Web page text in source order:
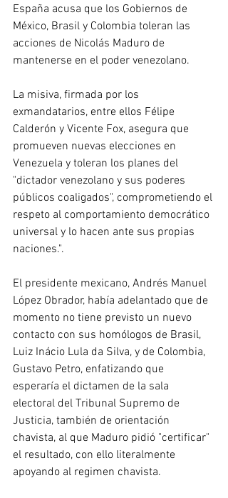
España acusa que los Gobiernos de
México, Brasil y Colombia toleran las
acciones de Nicolás Maduro de
mantenerse en el poder venezolano.
La misiva, firmada por los
exmandatarios, entre ellos Félipe
Calderón y Vicente Fox, asegura que
promueven nuevas elecciones en
Venezuela y toleran los planes del
"dictador venezolano y sus poderes
públicos coaligados", comprometiendo el
respeto al comportamiento democrático
universal y lo hacen ante sus propias
naciones.".
El presidente mexicano, Andrés Manuel
López Obrador, había adelantado que de
momento no tiene previsto un nuevo
contacto con sus homólogos de Brasil,
Luiz Inácio Lula da Silva, y de Colombia,
Gustavo Petro, enfatizando que
esperaría el dictamen de la sala
electoral del Tribunal Supremo de
Justicia, también de orientación
chavista, al que Maduro pidió "certificar"
el resultado, con ello literalmente
apoyando al regimen chavista.